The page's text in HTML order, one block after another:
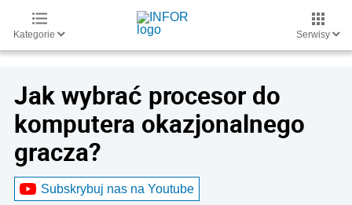
Kategorie Serwisy
Jak wybrać procesor do
komputera okazjonalnego
gracza?
Subskrybuj nas na Youtube